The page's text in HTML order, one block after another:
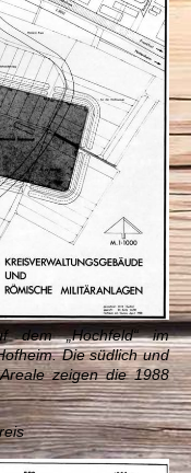
dem „Hochfeld“ im
Die südlich und
zeigen die 1988